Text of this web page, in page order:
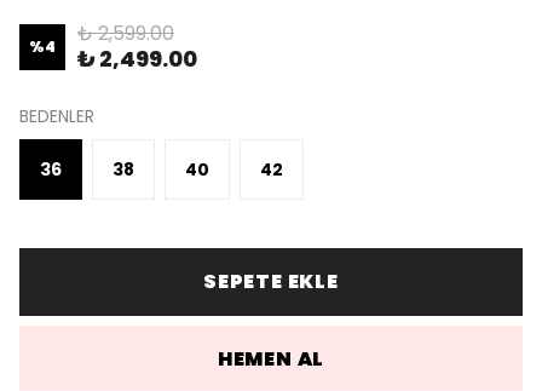
%4 ₺ 2,599.00
₺ 2,499.00
BEDENLER
36 38 40 42
SEPETE EKLE
HEMEN AL